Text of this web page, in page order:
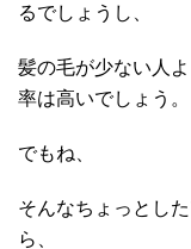
るでしょうし、
髪の毛が少ない人
率は高いでしょう。
でもね、
そんなちょっとし
ら、